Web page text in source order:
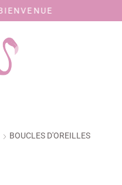
BOUCLES D'OREILLES